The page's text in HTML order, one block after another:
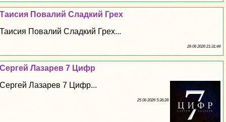
Таисия Повалий Сладкий Грех
Таисия Повалий Сладкий Грех...
26 06 2026 21:31:44
Сергeй Лазарев 7 Цифр
Сергeй Лазарев 7 Цифр...
25 06 2026 5:36:28